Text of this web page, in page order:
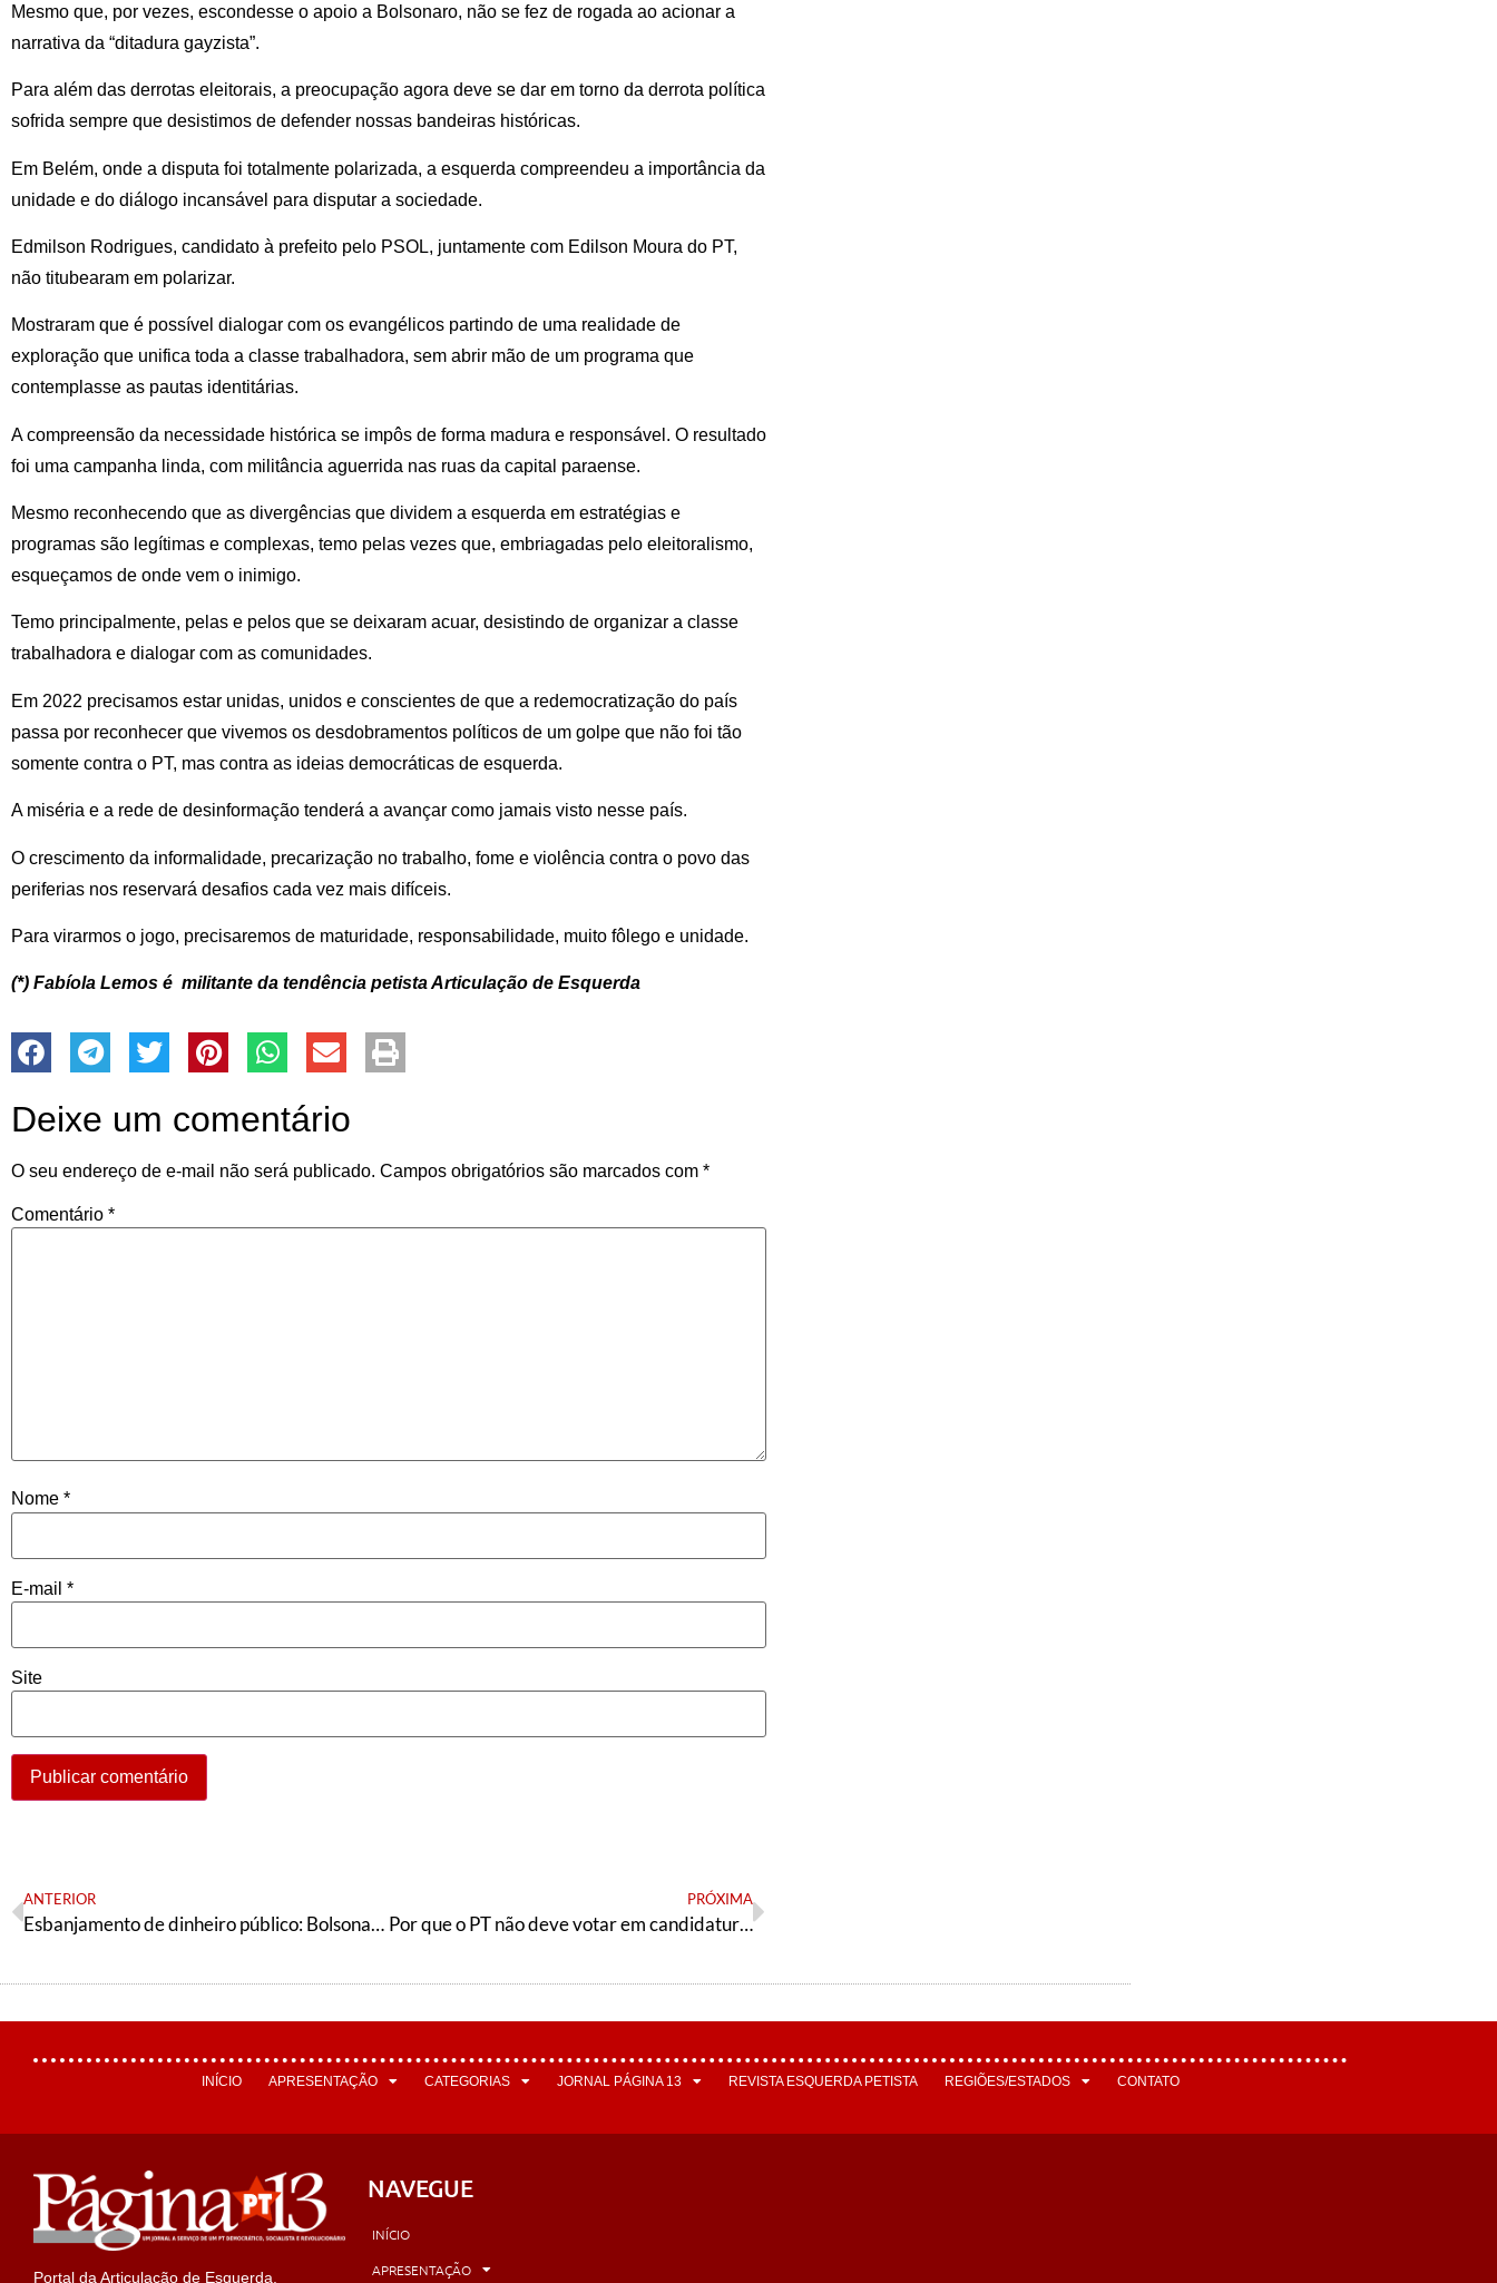
Mesmo que, por vezes, escondesse o apoio a Bolsonaro, não se fez de rogada ao acionar a
narrativa da “ditadura gayzista”.
Para além das derrotas eleitorais, a preocupação agora deve se dar em torno da derrota política
sofrida sempre que desistimos de defender nossas bandeiras históricas.
Em Belém, onde a disputa foi totalmente polarizada, a esquerda compreendeu a importância da
unidade e do diálogo incansável para disputar a sociedade.
Edmilson Rodrigues, candidato à prefeito pelo PSOL, juntamente com Edilson Moura do PT,
não titubearam em polarizar.
Mostraram que é possível dialogar com os evangélicos partindo de uma realidade de
exploração que unifica toda a classe trabalhadora, sem abrir mão de um programa que
contemplasse as pautas identitárias.
A compreensão da necessidade histórica se impôs de forma madura e responsável. O resultado
foi uma campanha linda, com militância aguerrida nas ruas da capital paraense.
Mesmo reconhecendo que as divergências que dividem a esquerda em estratégias e
programas são legítimas e complexas, temo pelas vezes que, embriagadas pelo eleitoralismo,
esqueçamos de onde vem o inimigo.
Temo principalmente, pelas e pelos que se deixaram acuar, desistindo de organizar a classe
trabalhadora e dialogar com as comunidades.
Em 2022 precisamos estar unidas, unidos e conscientes de que a redemocratização do país
passa por reconhecer que vivemos os desdobramentos políticos de um golpe que não foi tão
somente contra o PT, mas contra as ideias democráticas de esquerda.
A miséria e a rede de desinformação tenderá a avançar como jamais visto nesse país.
O crescimento da informalidade, precarização no trabalho, fome e violência contra o povo das
periferias nos reservará desafios cada vez mais difíceis.
Para virarmos o jogo, precisaremos de maturidade, responsabilidade, muito fôlego e unidade.
(*) Fabíola Lemos é militante da tendência petista Articulação de Esquerda
Deixe um comentário
O seu endereço de e-mail não será publicado. Campos obrigatórios são marcados com *
Comentário *
Nome *
E-mail *
Site
ANTERIOR
Esbanjamento de dinheiro público: Bolsonaro e Guedes reinstalam polícia política contra críticos do governo
PRÓXIMA
Por que o PT não deve votar em candidatura de direita para a mesa diretora da Câmara?
INÍCIO APRESENTAÇÃO CATEGORIAS JORNAL PÁGINA 13 REVISTA ESQUERDA PETISTA REGIÕES/ESTADOS CONTATO
Portal da Articulação de Esquerda,
NAVEGUE
INÍCIO
APRESENTAÇÃO